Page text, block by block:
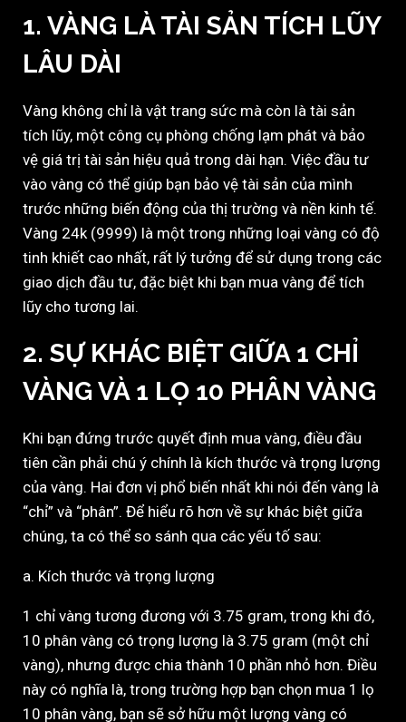
1. VÀNG LÀ TÀI SẢN TÍCH LŨY
LÂU DÀI
Vàng không chỉ là vật trang sức mà còn là tài sản
tích lũy, một công cụ phòng chống lạm phát và bảo
vệ giá trị tài sản hiệu quả trong dài hạn. Việc đầu tư
vào vàng có thể giúp bạn bảo vệ tài sản của mình
trước những biến động của thị trường và nền kinh tế.
Vàng 24k (9999) là một trong những loại vàng có độ
tinh khiết cao nhất, rất lý tưởng để sử dụng trong các
giao dịch đầu tư, đặc biệt khi bạn mua vàng để tích
lũy cho tương lai.
2. SỰ KHÁC BIỆT GIỮA 1 CHỈ
VÀNG VÀ 1 LỌ 10 PHÂN VÀNG
Khi bạn đứng trước quyết định mua vàng, điều đầu
tiên cần phải chú ý chính là kích thước và trọng lượng
của vàng. Hai đơn vị phổ biến nhất khi nói đến vàng là
“chỉ” và “phân”. Để hiểu rõ hơn về sự khác biệt giữa
chúng, ta có thể so sánh qua các yếu tố sau:
a. Kích thước và trọng lượng
1 chỉ vàng tương đương với 3.75 gram, trong khi đó,
10 phân vàng có trọng lượng là 3.75 gram (một chỉ
vàng), nhưng được chia thành 10 phần nhỏ hơn. Điều
này có nghĩa là, trong trường hợp bạn chọn mua 1 lọ
10 phân vàng, bạn sẽ sở hữu một lượng vàng có